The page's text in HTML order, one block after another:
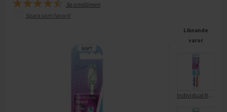
Se omdömen
Spara som favorit
Liknande
varor
Individual Reach Medium